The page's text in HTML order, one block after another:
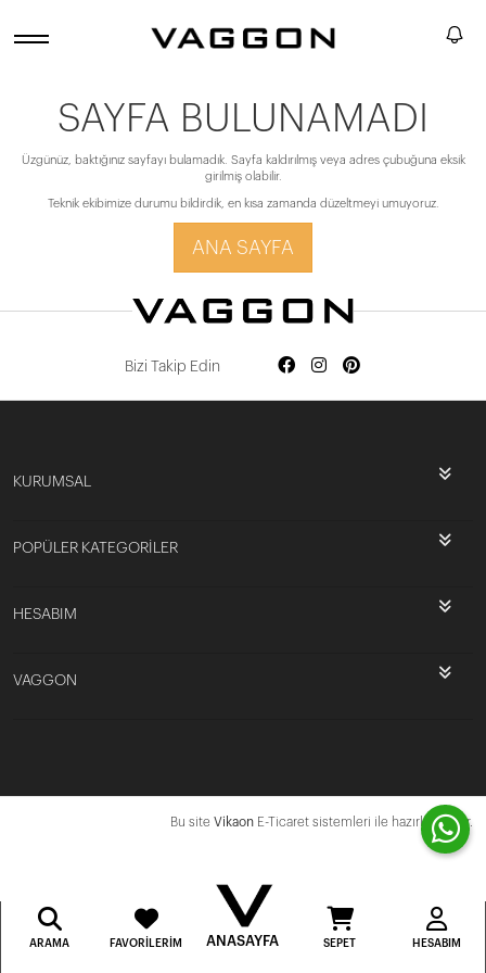
SAYFA BULUNAMADI
Üzgünüz, baktığınız sayfayı bulamadık. Sayfa kaldırılmış veya adres çubuğuna eksik
girilmiş olabilir.
Teknik ekibimize durumu bildirdik, en kısa zamanda düzeltmeyi umuyoruz.
ANA SAYFA
Bizi Takip Edin
KURUMSAL
POPÜLER KATEGORİLER
HESABIM
VAGGON
Bu site Vikaon E-Ticaret sistemleri ile hazırlanmıştır.
ARAMA FAVORILERIM ANASAYFA SEPET HESABIM